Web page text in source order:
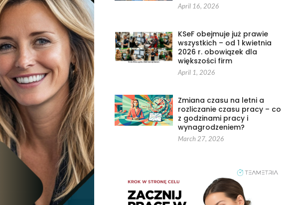
April 16, 2026
KSeF obejmuje już prawie
wszystkich – od 1 kwietnia
2026 r. obowiązek dla
większości firm
April 1, 2026
Zmiana czasu na letni a
rozliczanie czasu pracy – co
z godzinami pracy i
wynagrodzeniem?
March 27, 2026